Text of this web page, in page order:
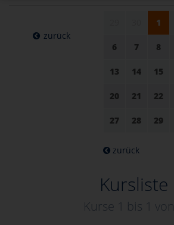
1
6 7 8
13 14 15
20 21 22
27 28 29
zurück
zurück
Kursliste
Kurse 1 bis 1 von